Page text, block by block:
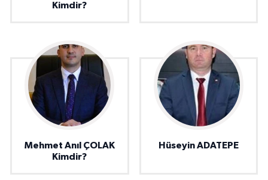
Kimdir?
Mehmet Anıl ÇOLAK
Kimdir?
Hüseyin ADATEPE